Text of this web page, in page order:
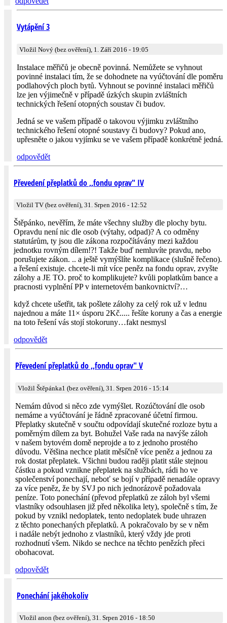
Vytápění 3
Vložil Nový (bez ověření), 1. Září 2016 - 19:05
Instalace měřičů je obecně povinná. Nemůžete se vyhnout
povinné instalaci tím, že se dohodnete na vyúčtování dle poměru
podlahových ploch bytů. Vyhnout se povinné instalaci měřičů
lze jen výjimečně v případě úzkých skupin zvláštních
technických řešení otopných soustav či budov.
Jedná se ve vašem případě o takovou výjimku zvláštního
technického řešení otopné soustavy či budovy? Pokud ano,
upřesněte o jakou vyjímku se ve vašem případě konkrétně jedná.
odpovědět
Převedení přeplatků do ,,fondu oprav" IV
Vložil TV (bez ověření), 31. Srpen 2016 - 12:52
Štěpánko, nevěřím, že máte všechny služby dle plochy bytu.
Opravdu není nic dle osob (výtahy, odpad)? A co odměny
statutárům, ty jsou dle zákona rozpočítávány mezi každou
jednotku rovným dílem!?! Takže buď nemluvíte pravdu, nebo
porušujete zákon. .. a ještě vymýšlíte komplikace (slušně řečeno).
a řešení existuje. chcete-li mít více peněz na fondu oprav, zvyšte
zálohy a JE TO. proč to komplikujete? kvůli poplatkům bance a
pracnosti vyplnění PP v internetovém bankovnictví?…
když chcete ušetřit, tak pošlete zálohy za celý rok už v lednu
najednou a máte 11× úsporu 2Kč..... řešíte koruny a čas a energie
na toto řešení vás stojí stokoruny…fakt nesmysl
odpovědět
Převedení přeplatků do ,,fondu oprav" V
Vložil Štěpánka1 (bez ověření), 31. Srpen 2016 - 15:14
Nemám důvod si něco zde vymýšlet. Rozúčtování dle osob
nemáme a vyúčtování je řádně zpracované účetní firmou.
Přeplatky skutečně v součtu odpovídají skutečné rozloze bytu a
poměrným dílem za byt. Bohužel Vaše rada na navýše záloh
v našem bytovém domě neprojde a to z jednoho prostého
důvodu. Většina nechce platit měsíčně více peněz a jednou za
rok dostat přeplatek. Všichni budou raději platit stále stejnou
částku a pokud vznikne přeplatek na službách, rádi ho ve
společenství ponechají, neboť se bojí v případě nenadále opravy
za více peněz, že by SVJ po nich jednorázově požadovala
peníze. Toto ponechání (převod přeplatků ze záloh byl všemi
vlastníky odsouhlasen již před několika lety), společně s tím, že
pokud by vznikl nedoplatek, tento nedoplatek bude uhrazen
z těchto ponechaných přeplatků. A pokračovalo by se v něm
i nadále nebýt jednoho z vlastníků, který vždy jde proti
rozhodnutí všem. Nikdo se nechce na těchto penězích přeci
obohacovat.
odpovědět
Ponechání jakéhokoliv
Vložil anon (bez ověření), 31. Srpen 2016 - 18:50